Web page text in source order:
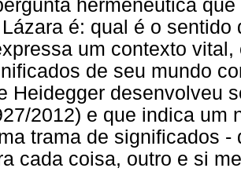
hermenêutica
é: qual é o
um contexto
de seu mundo
Heidegger desenvolveu
2012) e que indica um
trama de significados
cada coisa, outro e si